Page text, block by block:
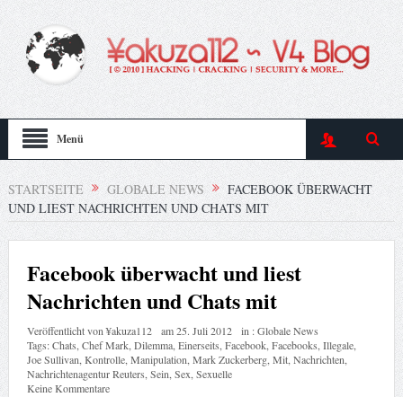
Menü
STARTSEITE GLOBALE NEWS
FACEBOOK ÜBERWACHT
UND LIEST NACHRICHTEN UND CHATS MIT
Facebook überwacht und liest
Nachrichten und Chats mit
Veröffentlicht von¥akuza112 am25. Juli 2012 in :Globale News
Tags:Chats Chef Mark, Dilemma, Einerseits Facebook, Facebooks Illegale,
Joe Sullivan Kontrolle, Manipulation Mark Zuckerberg, Mit, Nachrichten
Nachrichtenagentur Reuters Sein Sex Sexuelle
Keine Kommentare